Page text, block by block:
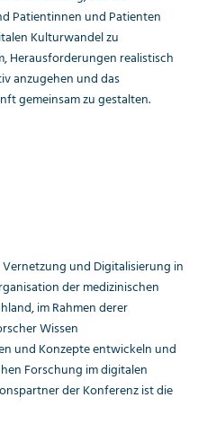
Patientinnen und Patienten
Kulturwandel zu
Herausforderungen realistisch
anzugehen und das
gemeinsam zu gestalten.
und Digitalisierung in
der medizinischen
im Rahmen derer
Wissen
und Konzepte entwickeln und
Forschung im digitalen
der Konferenz ist die